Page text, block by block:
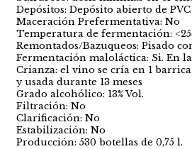
Depósitos: Depósito abierto de PVC
Maceración Prefermentativa: No
Temperatura de fermentación:
Remontados/Bazuqueos: Pisado
Fermentación maloláctica: Si. En
Crianza: el vino se cría en 1
y usada durante 13 meses
Grado alcohólico: 13% Vol.
Filtración: No
Clarificación: No
Estabilización: No
Producción: 530 botellas de 0,75 l.